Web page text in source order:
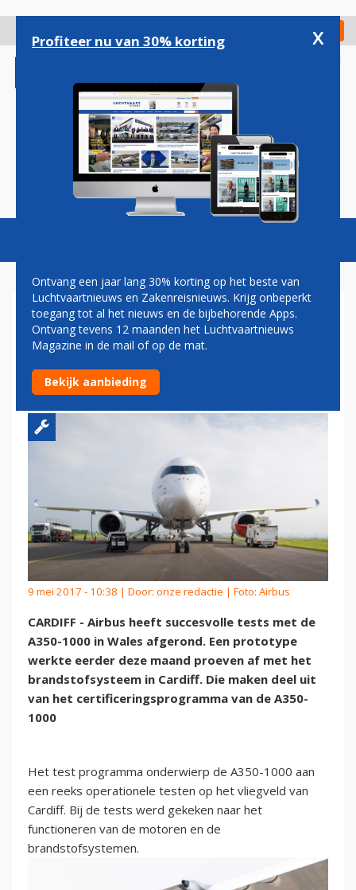
gaan
Check in
Magazine Podcasts Vacatures
AIRBUS A350-1000
VOLTOOIT GRONDTESTS IN
WALES
9 mei 2017 - 10:38 | Door: onze redactie | Foto: Airbus
CARDIFF - Airbus heeft succesvolle tests met de
A350-1000 in Wales afgerond. Een prototype
werkte eerder deze maand proeven af met het
brandstofsysteem in Cardiff. Die maken deel uit
van het certificeringsprogramma van de A350-
1000
Het test programma onderwierp de A350-1000 aan
een reeks operationele testen op het vliegveld van
Cardiff. Bij de tests werd gekeken naar het
functioneren van de motoren en de
brandstofsystemen.
Profiteer nu van 30% korting x
Ontvang een jaar lang 30% korting op het beste van
Luchtvaartnieuws en Zakenreisnieuws. Krijg onbeperkt
toegang tot al het nieuws en de bijbehorende Apps.
Ontvang tevens 12 maanden het Luchtvaartnieuws
Magazine in de mail of op de mat.
Bekijk aanbieding